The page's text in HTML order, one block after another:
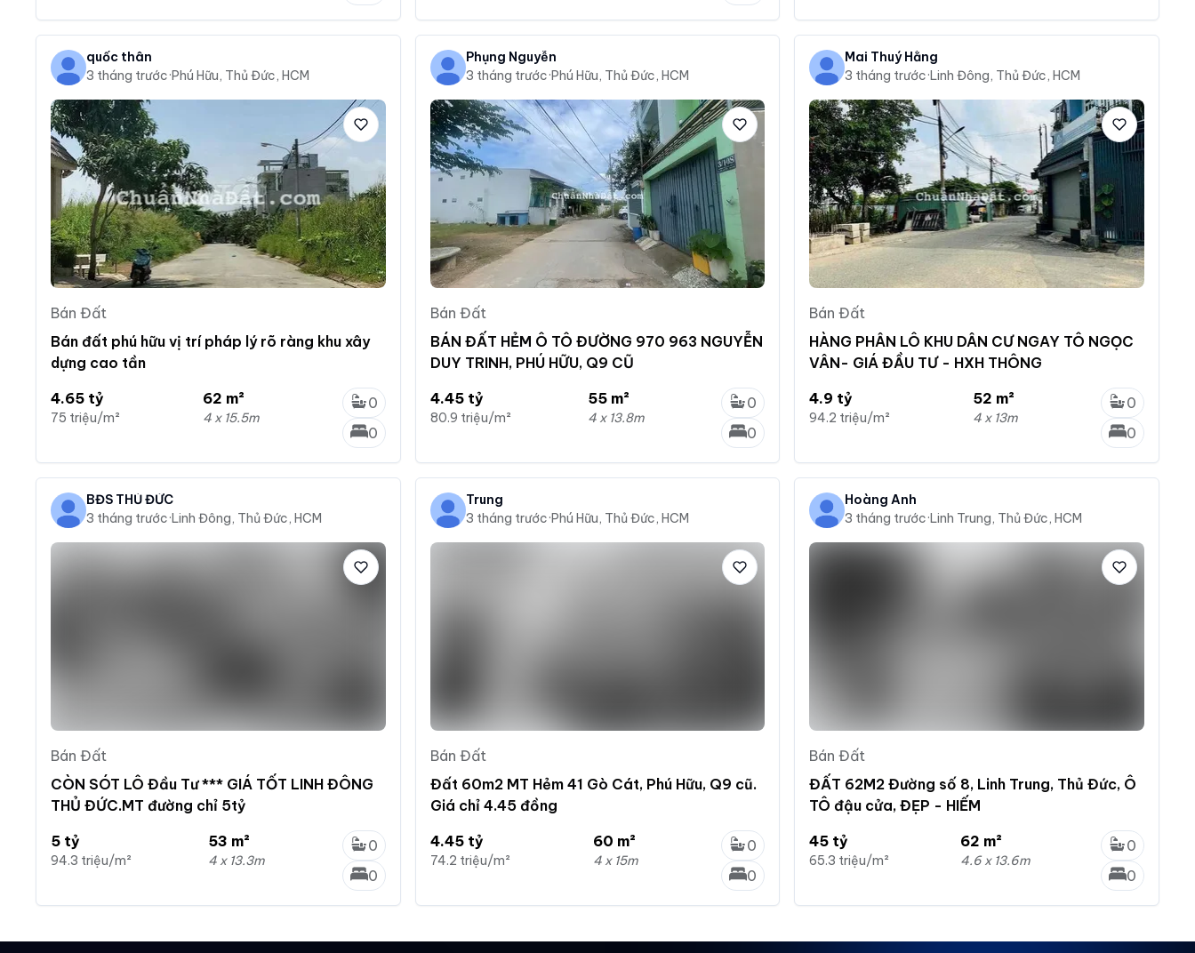
quốc thân
3 tháng trước·Phú Hữu, Thủ Đức, HCM
Bán Đất
Bán đất phú hữu vị trí pháp lý rõ ràng khu xây
dựng cao tần
4.65 tỷ
75 triệu/m²
62 m²
4 x 15.5m
0
0
Phụng Nguyễn
3 tháng trước·Phú Hữu, Thủ Đức, HCM
Bán Đất
BÁN ĐẤT HẺM Ô TÔ ĐƯỜNG 970 963 NGUYỄN
DUY TRINH, PHÚ HỮU, Q9 CŨ
4.45 tỷ
80.9 triệu/m²
55 m²
4 x 13.8m
0
0
Mai Thuý Hằng
3 tháng trước·Linh Đông, Thủ Đức, HCM
Bán Đất
HÀNG PHÂN LÔ KHU DÂN CƯ NGAY TÔ NGỌC
VÂN- GIÁ ĐẦU TƯ - HXH THÔNG
4.9 tỷ
94.2 triệu/m²
52 m²
4 x 13m
0
0
BĐS THỦ ĐỨC
3 tháng trước·Linh Đông, Thủ Đức, HCM
Bán Đất
CÒN SÓT LÔ Đầu Tư *** GIÁ TỐT LINH ĐÔNG
THỦ ĐỨC.MT đường chỉ 5tỷ
5 tỷ
94.3 triệu/m²
53 m²
4 x 13.3m
0
0
Trung
3 tháng trước·Phú Hữu, Thủ Đức, HCM
Bán Đất
Đất 60m2 MT Hẻm 41 Gò Cát, Phú Hữu, Q9 cũ.
Giá chỉ 4.45 đồng
4.45 tỷ
74.2 triệu/m²
60 m²
4 x 15m
0
0
Hoàng Anh
3 tháng trước·Linh Trung, Thủ Đức, HCM
Bán Đất
ĐẤT 62M2 Đường số 8, Linh Trung, Thủ Đức, Ô
TÔ đậu cửa, ĐẸP - HIẾM
45 tỷ
65.3 triệu/m²
62 m²
4.6 x 13.6m
0
0